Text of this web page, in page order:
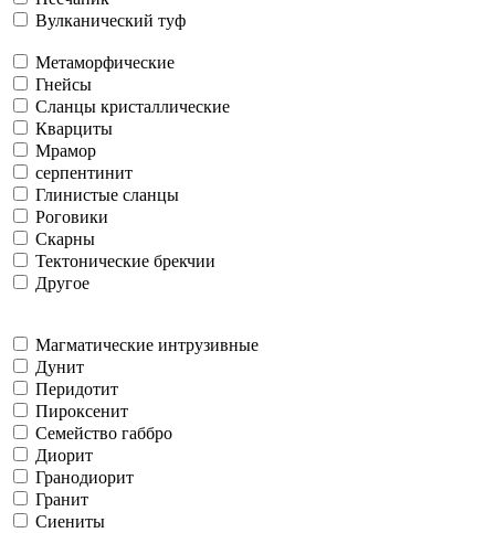
Вулканический туф
Метаморфические
Гнейсы
Сланцы кристаллические
Кварциты
Мрамор
серпентинит
Глинистые сланцы
Роговики
Скарны
Тектонические брекчии
Другое
Магматические интрузивные
Дунит
Перидотит
Пироксенит
Семейство габбро
Диорит
Гранодиорит
Гранит
Сиениты